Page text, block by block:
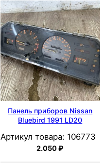
Панель приборов Nissan
Bluebird 1991 LD20
Артикул товара: 106773
2.050₽